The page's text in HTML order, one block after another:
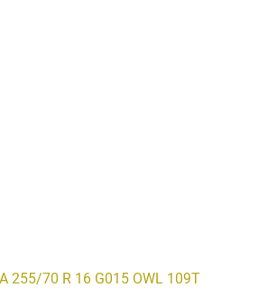
255/70 R 16 G015 OWL 109T